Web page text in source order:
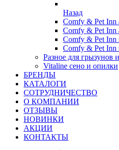
Назад
Comfy & Pet Inn
Comfy & Pet Inn
Comfy & Pet Inn
Comfy & Pet Inn
Разное для грызунов
Vitaline сено и опилки
БРЕНДЫ
КАТАЛОГИ
СОТРУДНИЧЕСТВО
О КОМПАНИИ
ОТЗЫВЫ
НОВИНКИ
АКЦИИ
КОНТАКТЫ